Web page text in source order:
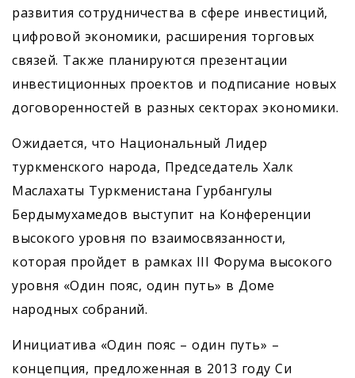
развития сотрудничества в сфере инвестиций,
цифровой экономики, расширения торговых
связей. Также планируются презентации
инвестиционных проектов и подписание новых
договоренностей в разных секторах экономики.
Ожидается, что Национальный Лидер
туркменского народа, Председатель Халк
Маслахаты Туркменистана Гурбангулы
Бердымухамедов выступит на Конференции
высокого уровня по взаимосвязанности,
которая пройдет в рамках III Форума высокого
уровня «Один пояс, один путь» в Доме
народных собраний.
Инициатива «Один пояс – один путь» –
концепция, предложенная в 2013 году Си